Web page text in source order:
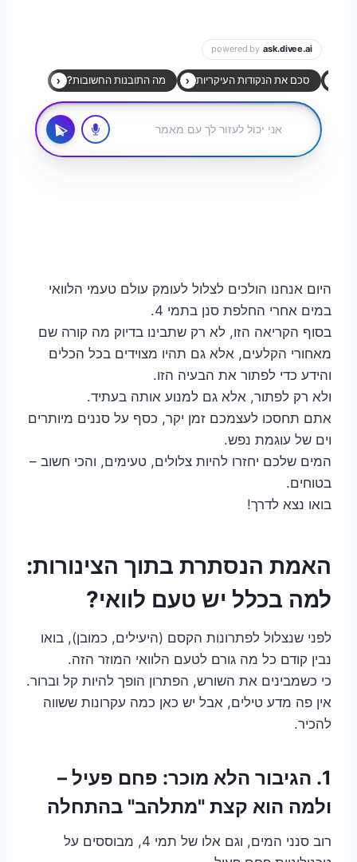
היום אנחנו הולכים לצלול לעומק עולם טעמי הלוואי
במים אחרי החלפת סנן בתמי 4.
בסוף הקריאה הזו, לא רק שתבינו בדיוק מה קורה שם
מאחורי הקלעים, אלא גם תהיו מצוידים בכל הכלים
והידע כדי לפתור את הבעיה הזו.
ולא רק לפתור, אלא גם למנוע אותה בעתיד.
אתם תחסכו לעצמכם זמן יקר, כסף על סננים מיותרים
וים של עוגמת נפש.
המים שלכם יחזרו להיות צלולים, טעימים, והכי חשוב –
בטוחים.
בואו נצא לדרך!
האמת הנסתרת בתוך הצינורות:
למה בכלל יש טעם לוואי?
לפני שנצלול לפתרונות הקסם (היעילים, כמובן), בואו
נבין קודם כל מה גורם לטעם הלוואי המוזר הזה.
כי כשמבינים את השורש, הפתרון הופך להיות קל וברור.
אין פה מדע טילים, אבל יש כאן כמה עקרונות ששווה
להכיר.
1. הגיבור הלא מוכר: פחם פעיל –
ולמה הוא קצת "מתלהב" בהתחלה
רוב סנני המים, וגם אלו של תמי 4, מבוססים על